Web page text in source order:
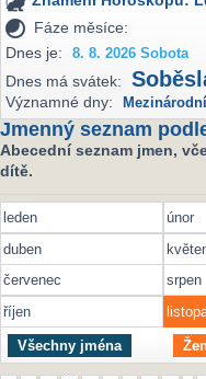
Fáze měsíce:
Dnes je:
8. 8. 2026 Sobota
Dnes má svátek:
Významné dny:
Jmenný seznam
Abecední seznam jmen,
dítě.
leden únor
duben
červenec
srpen
říjen
Všechny jména